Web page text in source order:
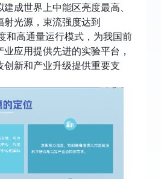
成世界上中能区亮度最高、
光源，束流强度达到
和高通量运行模式，为我国前
应用提供先进的实验平台，
创新和产业升级提供重要支